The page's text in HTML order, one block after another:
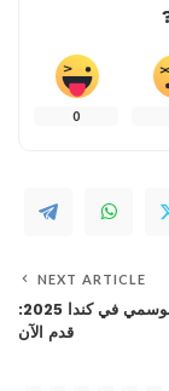
0
NEXT ARTICLE
العمل الموسمي في كندا 2025:
قدم الآن